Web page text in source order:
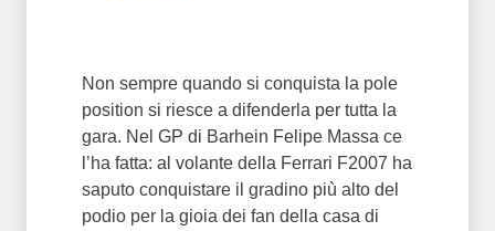
Non sempre quando si conquista la pole
position si riesce a difenderla per tutta la
gara. Nel GP di Barhein Felipe Massa ce
l’ha fatta: al volante della Ferrari F2007 ha
saputo conquistare il gradino più alto del
podio per la gioia dei fan della casa di